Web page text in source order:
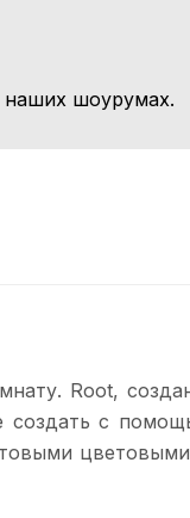
шоурумах.
Root,
с